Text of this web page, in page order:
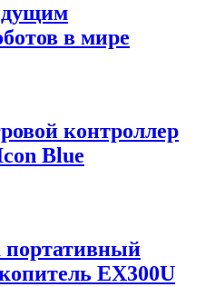
в мире
контроллер
Blue
портативный
EX300U